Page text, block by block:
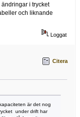
i trycket
och liknande
Loggat
Citera
är det nog
under drift har